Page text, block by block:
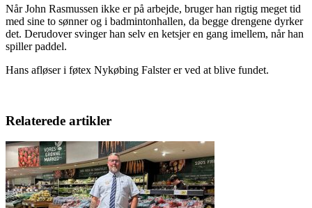
Når John Rasmussen ikke er på arbejde, bruger han rigtig meget tid
med sine to sønner og i badmintonhallen, da begge drengene dyrker
det. Derudover svinger han selv en ketsjer en gang imellem, når han
spiller paddel.
Hans afløser i føtex Nykøbing Falster er ved at blive fundet.
Relaterede artikler